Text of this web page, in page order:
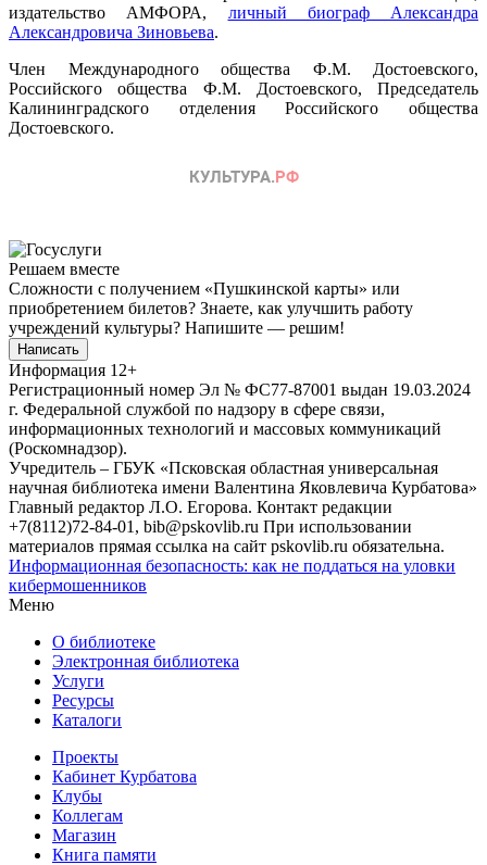
издательство АМФОРА, личный биограф Александра
Александровича Зиновьева.
Член Международного общества Ф.М. Достоевского,
Российского общества Ф.М. Достоевского, Председатель
Калининградского отделения Российского общества
Достоевского.
Решаем вместе
Сложности с получением «Пушкинской карты» или
приобретением билетов? Знаете, как улучшить работу
учреждений культуры? Напишите — решим!
Написать
Информация 12+
Регистрационный номер Эл № ФС77-87001 выдан 19.03.2024
г. Федеральной службой по надзору в сфере связи,
информационных технологий и массовых коммуникаций
(Роскомнадзор).
Учредитель – ГБУК «Псковская областная универсальная
научная библиотека имени Валентина Яковлевича Курбатова»
Главный редактор Л.О. Егорова. Контакт редакции
+7(8112)72-84-01, bib@pskovlib.ru При использовании
материалов прямая ссылка на сайт pskovlib.ru обязательна.
Информационная безопасность: как не поддаться на уловки
кибермошенников
Меню
О библиотеке
Электронная библиотека
Услуги
Ресурсы
Каталоги
Проекты
Кабинет Курбатова
Клубы
Коллегам
Магазин
Книга памяти